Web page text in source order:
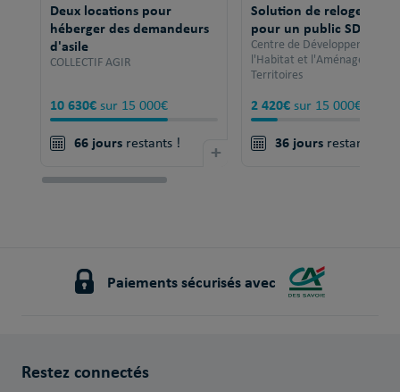
Deux locations pour
héberger des demandeurs
d'asile
COLLECTIF AGIR
10 630€ sur 15 000€
66 jours restants ! +
Solution de relogement
pour un public SDF
Centre de Développement
l'Habitat et l'Aménagement
Territoires
2 420€ sur 15 000€
36 jours restants !
Paiements sécurisés avec
Restez connectés